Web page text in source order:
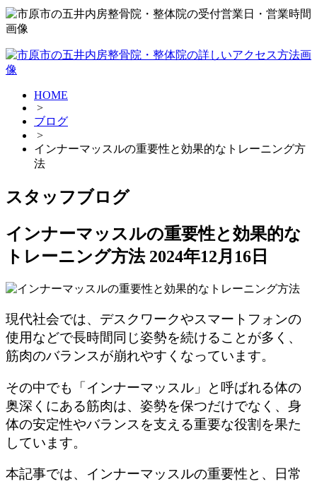
HOME
>
ブログ
>
インナーマッスルの重要性と効果的なトレーニング方
法
スタッフブログ
インナーマッスルの重要性と効果的な
トレーニング方法 2024年12月16日
現代社会では、デスクワークやスマートフォンの
使用などで長時間同じ姿勢を続けることが多く、
筋肉のバランスが崩れやすくなっています。
その中でも「インナーマッスル」と呼ばれる体の
奥深くにある筋肉は、姿勢を保つだけでなく、身
体の安定性やバランスを支える重要な役割を果た
しています。
本記事では、インナーマッスルの重要性と、日常